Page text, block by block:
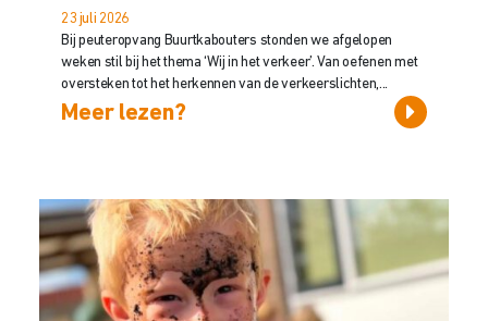
23 juli 2026
Bij peuteropvang Buurtkabouters stonden we afgelopen
weken stil bij het thema ‘Wij in het verkeer’. Van oefenen met
oversteken tot het herkennen van de verkeerslichten,...
Meer lezen?